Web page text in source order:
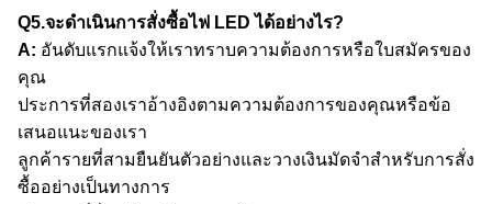
Q5.จะดำเนินการสั่งซื้อไฟ LED ได้อย่างไร?
A: อันดับแรกแจ้งให้เราทราบความต้องการหรือใบสมัครของ
คุณ
ประการที่สองเราอ้างอิงตามความต้องการของคุณหรือข้อ
เสนอแนะของเรา
ลูกค้ารายที่สามยืนยันตัวอย่างและวางเงินมัดจำสำหรับการสั่ง
ซื้ออย่างเป็นทางการ